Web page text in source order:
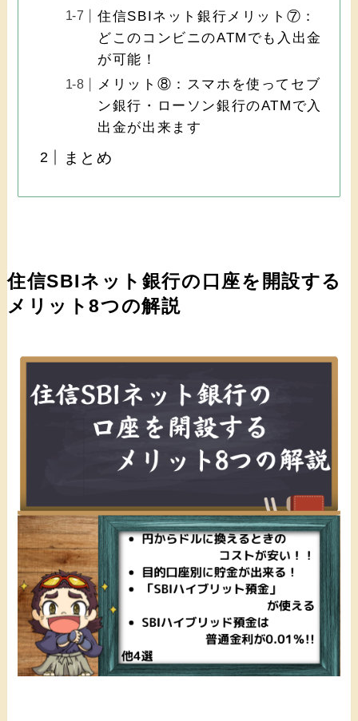
住信SBIネット銀行メリット⑦：
どこのコンビニのATMでも入出金
が可能！
メリット⑧：スマホを使ってセブ
ン銀行・ローソン銀行のATMで入
出金が出来ます
まとめ
住信SBIネット銀行の口座を開設する
メリット8つの解説